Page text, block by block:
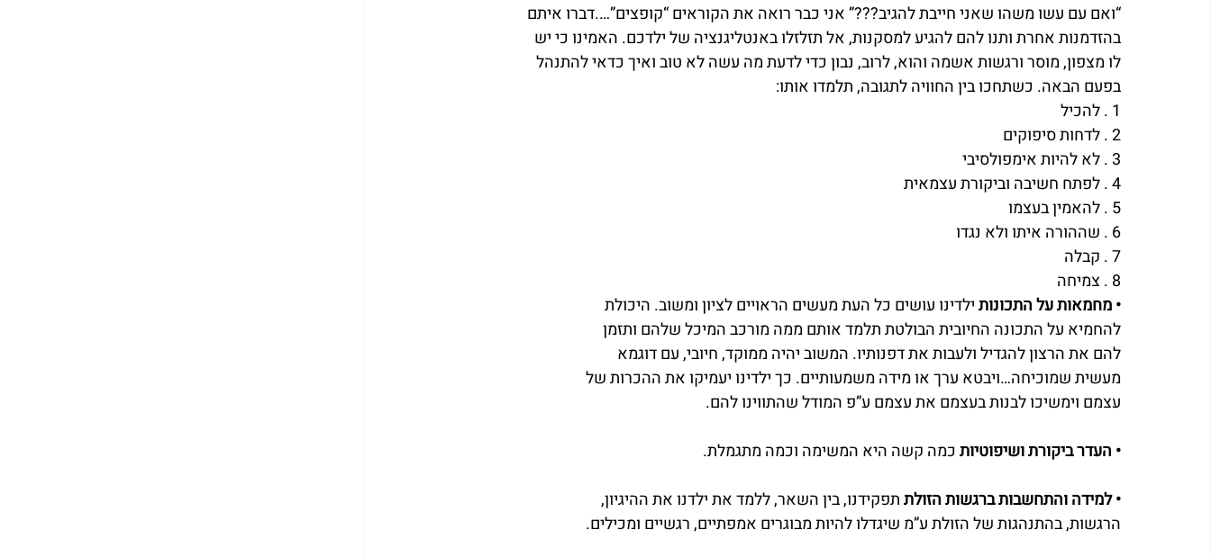
“ואם עם עשו משהו שאני חייבת להגיב???” אני כבר רואה את הקוראים “קופצים”….דברו איתם
בהזדמנות אחרת ותנו להם להגיע למסקנות, אל תזלזלו באנטליגנציה של ילדכם. האמינו כי יש
לו מצפון, מוסר ורגשות אשמה והוא, לרוב, נבון כדי לדעת מה עשה לא טוב ואיך כדאי להתנהל
בפעם הבאה. כשתחכו בין החוויה לתגובה, תלמדו אותו:
1 . להכיל
2 . לדחות סיפוקים
3 . לא להיות אימפולסיבי
4 . לפתח חשיבה וביקורת עצמאית
5 . להאמין בעצמו
6 . שההורה איתו ולא נגדו
7 . קבלה
8 . צמיחה
• מחמאות על התכונות ילדינו עושים כל העת מעשים הראויים לציון ומשוב. היכולת
להחמיא על התכונה החיובית הבולטת תלמד אותם ממה מורכב המיכל שלהם ותזמן
להם את הרצון להגדיל ולעבות את דפנותיו. המשוב יהיה ממוקד, חיובי, עם דוגמא
מעשית שמוכיחה…ויבטא ערך או מידה משמעותיים. כך ילדינו יעמיקו את ההכרות של
עצמם וימשיכו לבנות בעצמם את עצמם ע”פ המודל שהתווינו להם.
• העדר ביקורת ושיפוטיות כמה קשה היא המשימה וכמה מתגמלת.
• למידה והתחשבות ברגשות הזולת תפקידנו, בין השאר, ללמד את ילדנו את ההיגיון,
הרגשות, בהתנהגות של הזולת ע”מ שיגדלו להיות מבוגרים אמפתיים, רגשיים ומכילים.